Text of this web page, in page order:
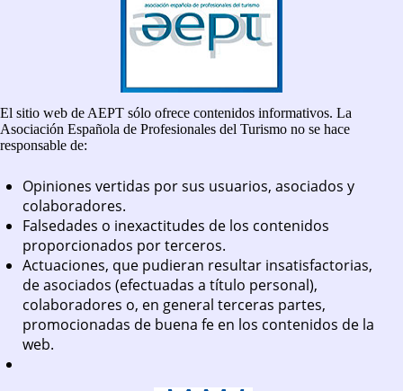
El sitio web de AEPT sólo ofrece contenidos informativos. La
Asociación Española de Profesionales del Turismo no se hace
responsable de:
Opiniones vertidas por sus usuarios, asociados y
colaboradores.
Falsedades o inexactitudes de los contenidos
proporcionados por terceros.
Actuaciones, que pudieran resultar insatisfactorias,
de asociados (efectuadas a título personal),
colaboradores o, en general terceras partes,
promocionadas de buena fe en los contenidos de la
web.